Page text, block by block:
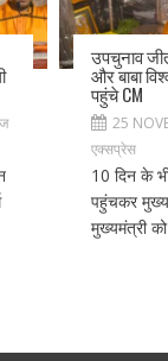
उपचुनाव
और बाबा
पहुंचे CM
25
एक्सप्रेस
10 दिन के
पहुंचकर
मुख्यमंत्री